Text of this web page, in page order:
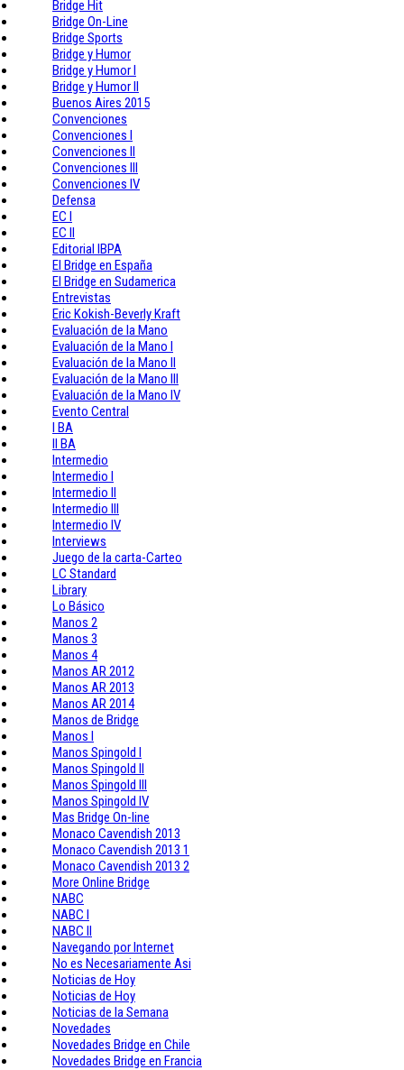
Bridge Hit
Bridge On-Line
Bridge Sports
Bridge y Humor
Bridge y Humor I
Bridge y Humor II
Buenos Aires 2015
Convenciones
Convenciones I
Convenciones II
Convenciones III
Convenciones IV
Defensa
EC I
EC II
Editorial IBPA
El Bridge en España
El Bridge en Sudamerica
Entrevistas
Eric Kokish-Beverly Kraft
Evaluación de la Mano
Evaluación de la Mano I
Evaluación de la Mano II
Evaluación de la Mano III
Evaluación de la Mano IV
Evento Central
I BA
II BA
Intermedio
Intermedio I
Intermedio II
Intermedio III
Intermedio IV
Interviews
Juego de la carta-Carteo
LC Standard
Library
Lo Básico
Manos 2
Manos 3
Manos 4
Manos AR 2012
Manos AR 2013
Manos AR 2014
Manos de Bridge
Manos I
Manos Spingold I
Manos Spingold II
Manos Spingold III
Manos Spingold IV
Mas Bridge On-line
Monaco Cavendish 2013
Monaco Cavendish 2013 1
Monaco Cavendish 2013 2
More Online Bridge
NABC
NABC I
NABC II
Navegando por Internet
No es Necesariamente Asi
Noticias de Hoy
Noticias de Hoy
Noticias de la Semana
Novedades
Novedades Bridge en Chile
Novedades Bridge en Francia